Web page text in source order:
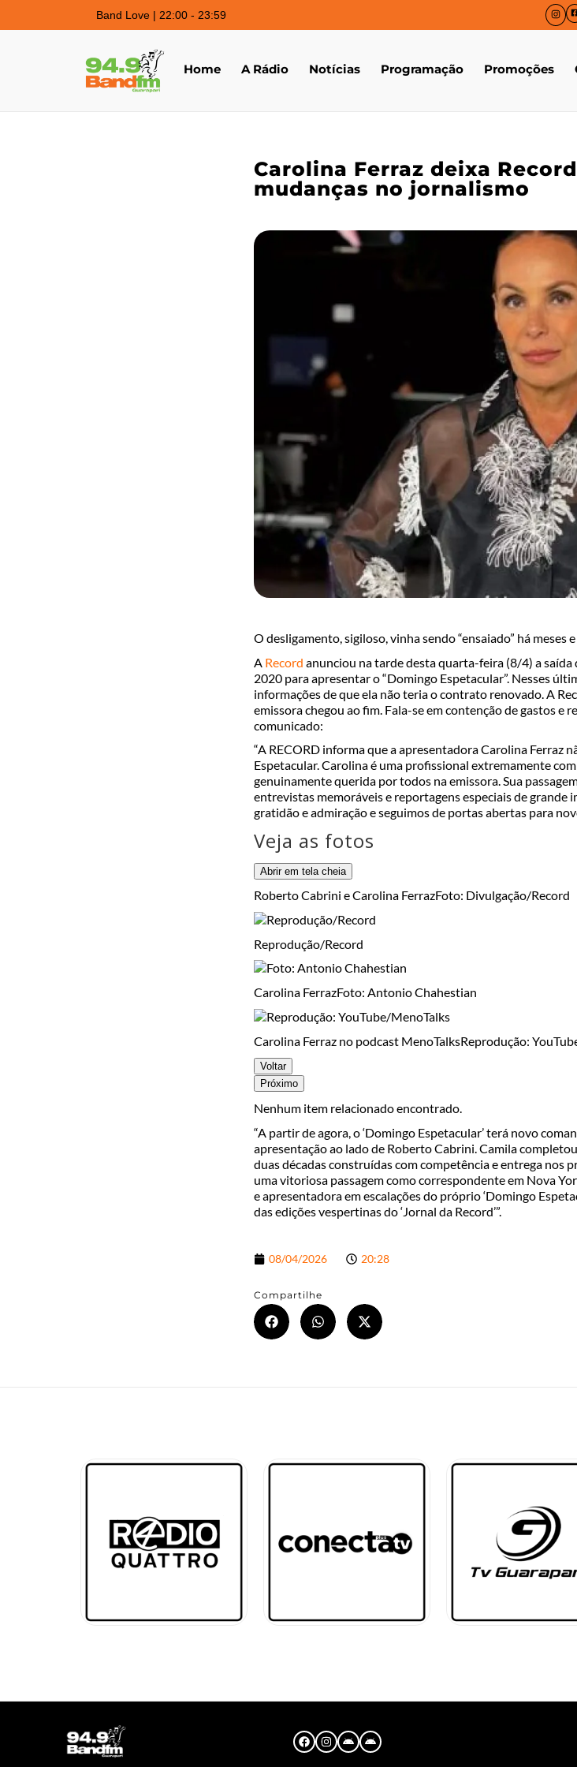
Band Love | 22:00 - 23:59
Home A Rádio Notícias Programação Promoções
Carolina Ferraz deixa
mudanças no jornalismo
O desligamento, sigiloso, vinha sendo “ensaiado” há meses
A Record anunciou na tarde desta quarta-feira (8/4) a
2020 para apresentar o “Domingo Espetacular”. Nesses
informações de que ela não teria o contrato renovado. A
emissora chegou ao fim. Fala-se em contenção de gastos e
comunicado:
“A RECORD informa que a apresentadora Carolina Ferraz
Espetacular. Carolina é uma profissional extremamente
genuinamente querida por todos na emissora. Sua
entrevistas memoráveis e reportagens especiais de grande
gratidão e admiração e seguimos de portas abertas para
Veja as fotos
Abrir em tela cheia
Roberto Cabrini e Carolina FerrazFoto: Divulgação/Record
Reprodução/Record
Carolina FerrazFoto: Antonio Chahestian
Carolina Ferraz no podcast MenoTalksReprodução:
Voltar
Próximo
Nenhum item relacionado encontrado.
“A partir de agora, o ‘Domingo Espetacular’ terá novo
apresentação ao lado de Roberto Cabrini. Camila
duas décadas construídas com competência e entrega nos
uma vitoriosa passagem como correspondente em Nova
e apresentadora em escalações do próprio ‘Domingo
das edições vespertinas do ‘Jornal da Record’”.
08/04/2026 20:28
Compartilhe